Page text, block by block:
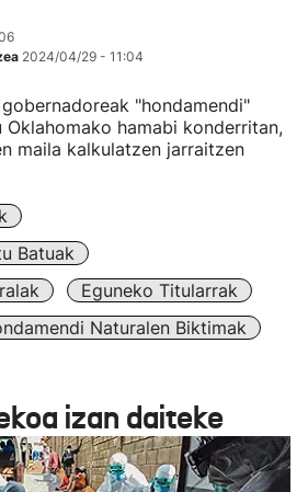
2024/04/29 - 11:04
"hondamendi"
hamabi konderritan,
maila kalkulatzen jarraitzen
Batuak
Eguneko Titularrak
Naturalen Biktimak
izan daiteke